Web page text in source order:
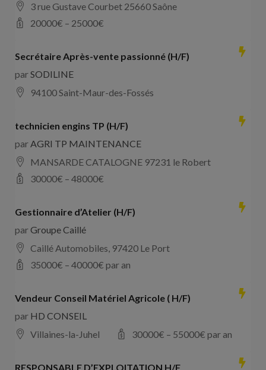
3 rue Gustave Courbet 25660 Saône
20000€ – 25000€
Secrétaire Après-vente passionné (H/F)
parSODILINE
94100 Saint-Maur-des-Fossés
technicien engins TP (H/F)
parAGRI TP MAINTENANCE
MANSARDE CATALOGNE 97231 le Robert
30000€ – 48000€
Gestionnaire d’Atelier (H/F)
parGroupe Caillé
Caillé Automobiles, 97420 Le Port
35000€ – 40000€ par an
Vendeur Conseil Matériel Agricole ( H/F)
par HD CONSEIL
Villaines-la-Juhel
30000€ – 55000€ par an
RESPONSABLE D’EXPLOITATION H/F